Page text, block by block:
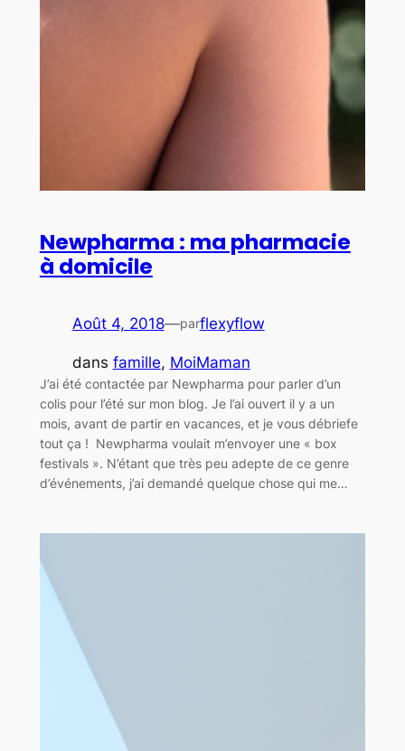
Newpharma : ma pharmacie
à domicile
Août 4, 2018—parflexyflow
dans famille, MoiMaman
J’ai été contactée par Newpharma pour parler d’un
colis pour l’été sur mon blog. Je l’ai ouvert il y a un
mois, avant de partir en vacances, et je vous débriefe
tout ça ! Newpharma voulait m’envoyer une « box
festivals ». N’étant que très peu adepte de ce genre
d’événements, j’ai demandé quelque chose qui me…